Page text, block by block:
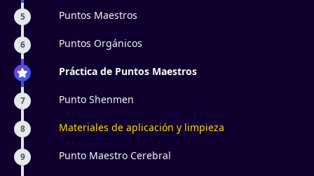
5 Puntos Maestros
6 Puntos Orgánicos
Práctica de Puntos Maestros
7 Punto Shenmen
8 Materiales de aplicación y limpieza
9 Punto Maestro Cerebral